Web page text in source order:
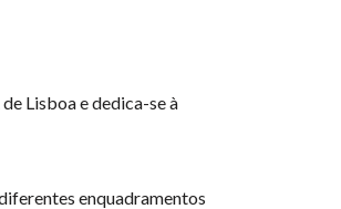
Lisboa e dedica-se à
enquadramentos